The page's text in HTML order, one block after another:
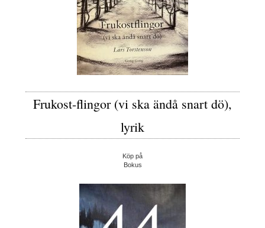
Frukost-flingor (vi ska ändå snart dö),
lyrik
Köp på
Bokus